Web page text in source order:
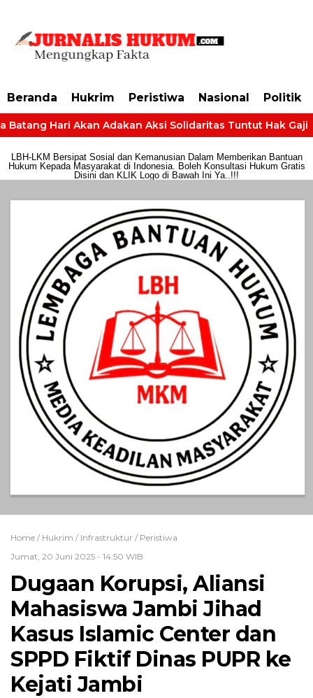
Beranda Hukrim Peristiwa Nasional Politik
Hari Akan Adakan Aksi Solidaritas Tuntut Hak Gaji
LBH-LKM Bersipat Sosial dan Kemanusian Dalam Memberikan Bantuan
Hukum Kepada Masyarakat di Indonesia. Boleh Konsultasi Hukum Gratis
Disini dan KLIK Logo di Bawah Ini Ya..!!!
Home / Hukrim / Infrastruktur / Peristiwa
Jumat, 20 Juni 2025 - 14:50 WIB
Dugaan Korupsi, Aliansi
Mahasiswa Jambi Jihad
Kasus Islamic Center dan
SPPD Fiktif Dinas PUPR ke
Kejati Jambi